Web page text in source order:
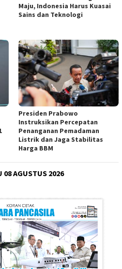
Maju, Indonesia Harus Kuasai
Sains dan Teknologi
Presiden Prabowo
Instruksikan Percepatan
Penanganan Pemadaman
Listrik dan Jaga Stabilitas
Harga BBM
08 AGUSTUS 2026